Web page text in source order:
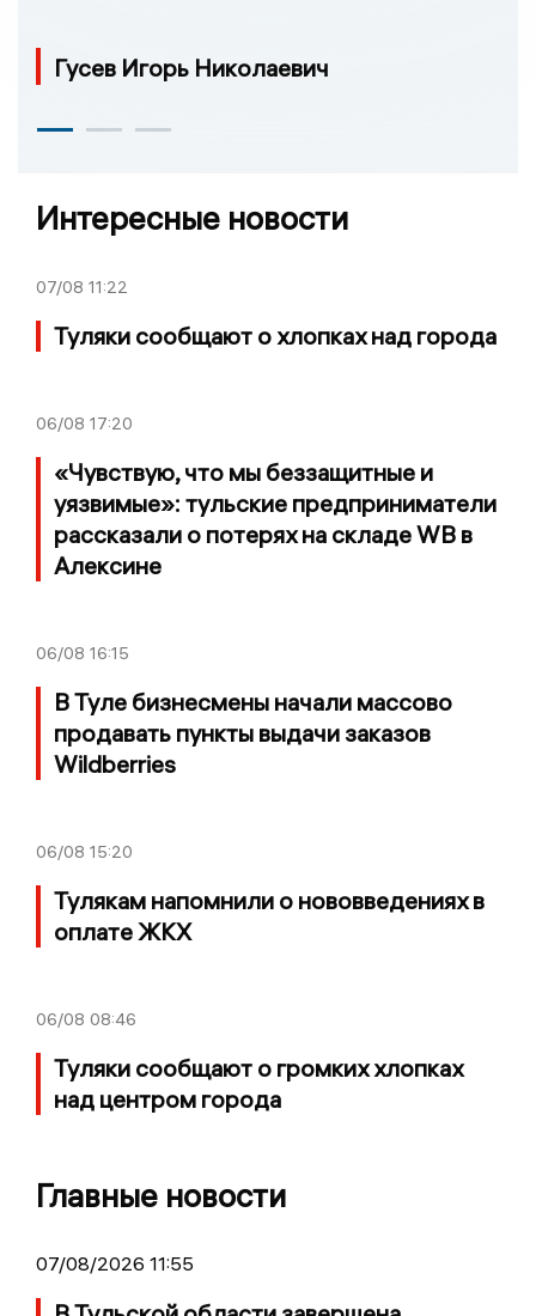
Гусев Игорь Николаевич
Интересные новости
07/08 11:22
Туляки сообщают о хлопках над города
06/08 17:20
«Чувствую, что мы беззащитные и
уязвимые»: тульские предприниматели
рассказали о потерях на складе WB в
Алексине
06/08 16:15
В Туле бизнесмены начали массово
продавать пункты выдачи заказов
Wildberries
06/08 15:20
Тулякам напомнили о нововведениях в
оплате ЖКХ
06/08 08:46
Туляки сообщают о громких хлопках
над центром города
Главные новости
07/08/2026 11:55